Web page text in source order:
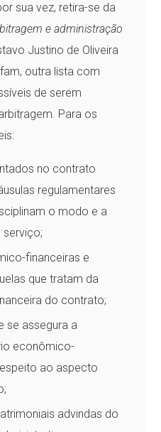
sua vez, retira-se da
e administração
Justino de Oliveira
outra lista com
de serem
Para os
no contrato
regulamentares
o modo e a
financeiras e
que tratam da
do contrato;
se assegura a
econômico-
ao aspecto
advindas do